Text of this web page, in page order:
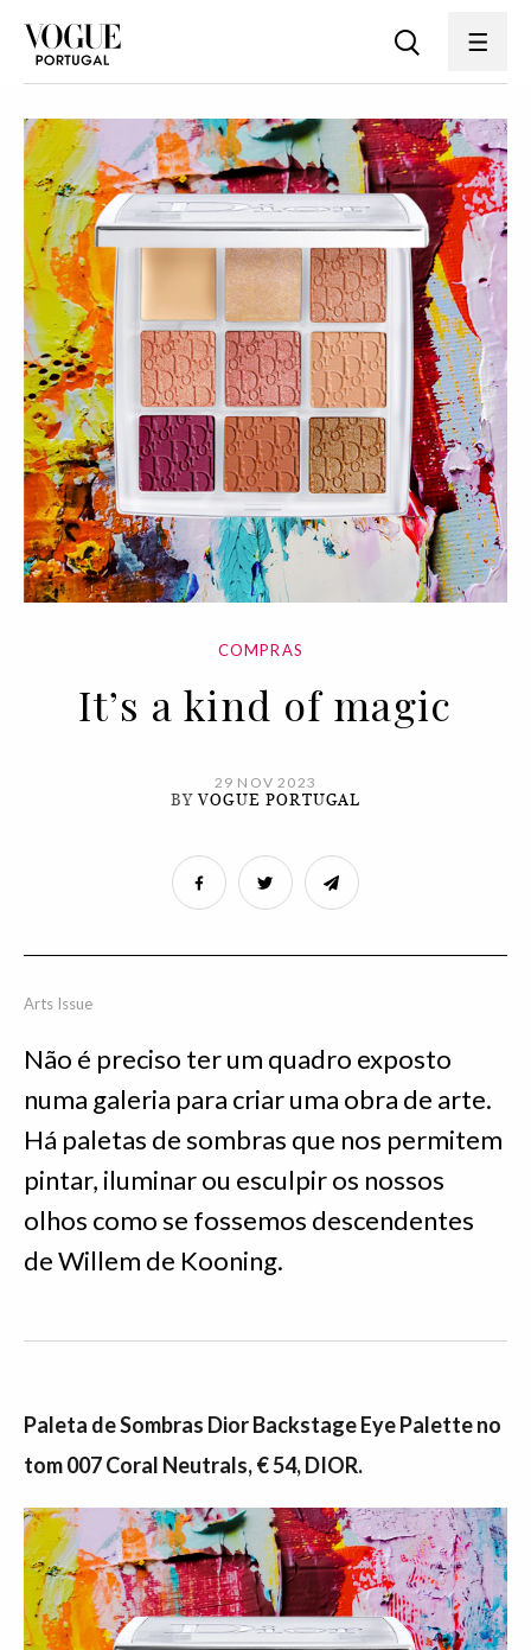
COMPRAS
It’s a kind of magic
29 NOV 2023
BYVOGUE PORTUGAL
Arts Issue
Não é preciso ter um quadro exposto
numa galeria para criar uma obra de arte.
Há paletas de sombras que nos permitem
pintar, iluminar ou esculpir os nossos
olhos como se fossemos descendentes
de Willem de Kooning.
Paleta de Sombras Dior Backstage Eye Palette no
tom 007 Coral Neutrals, € 54, DIOR.